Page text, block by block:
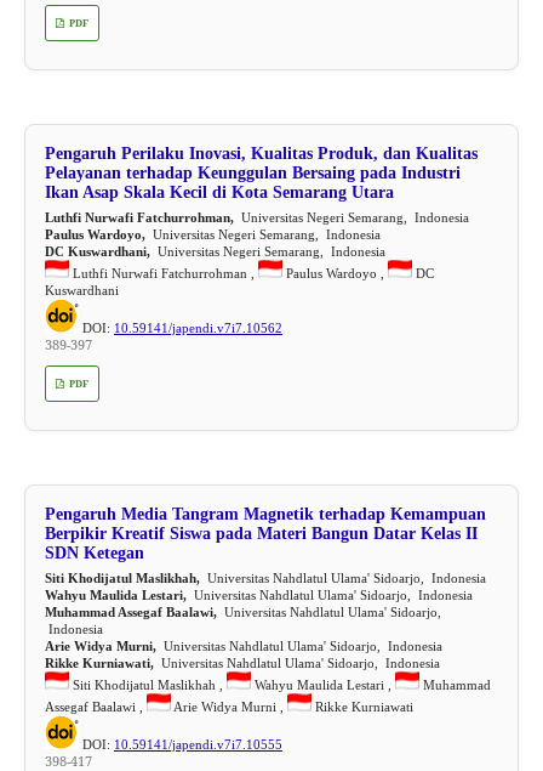
PDF
Pengaruh Perilaku Inovasi, Kualitas Produk, dan Kualitas
Pelayanan terhadap Keunggulan Bersaing pada Industri
Ikan Asap Skala Kecil di Kota Semarang Utara
Luthfi Nurwafi Fatchurrohman,Universitas Negeri Semarang, Indonesia
Paulus Wardoyo,Universitas Negeri Semarang, Indonesia
DC Kuswardhani,Universitas Negeri Semarang, Indonesia
Luthfi Nurwafi Fatchurrohman ,
Paulus Wardoyo ,
DC
Kuswardhani
DOI: 10.59141/japendi.v7i7.10562
389-397
PDF
Pengaruh Media Tangram Magnetik terhadap Kemampuan
Berpikir Kreatif Siswa pada Materi Bangun Datar Kelas II
SDN Ketegan
Siti Khodijatul Maslikhah,Universitas Nahdlatul Ulama' Sidoarjo, Indonesia
Wahyu Maulida Lestari,Universitas Nahdlatul Ulama' Sidoarjo, Indonesia
Muhammad Assegaf Baalawi,Universitas Nahdlatul Ulama' Sidoarjo,
Indonesia
Arie Widya Murni,Universitas Nahdlatul Ulama' Sidoarjo, Indonesia
Rikke Kurniawati,Universitas Nahdlatul Ulama' Sidoarjo, Indonesia
Siti Khodijatul Maslikhah ,
Wahyu Maulida Lestari ,
Muhammad
Assegaf Baalawi ,
Arie Widya Murni , Rikke Kurniawati
DOI: 10.59141/japendi.v7i7.10555
398-417